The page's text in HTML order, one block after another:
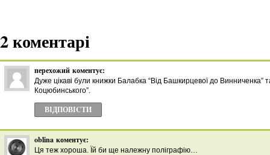
2 коментарі
перехожий коментує:
Дуже цікаві були книжки Балабка “Від Башкирцевої до Винниченка”
Коцюбинського”.
ВІДПОВІCТИ
oblina коментує:
Ця теж хороша. Їй би ще належну поліграфію…